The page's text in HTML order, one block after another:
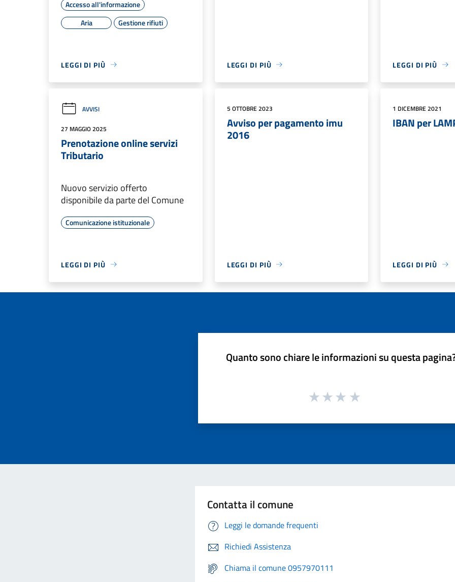
Accesso all'informazione
Aria
Gestione rifiuti
LEGGI DI PIÙ LEGGI DI PIÙ LEGGI DI PIÙ
AVVISI
27 MAGGIO 2025
Prenotazione online servizi
Tributario
Nuovo servizio offerto
disponibile da parte del Comune
Comunicazione istituzionale
LEGGI DI PIÙ
5 OTTOBRE 2023
Avviso per pagamento imu
2016
LEGGI DI PIÙ
1 DICEMBRE 2021
IBAN per
LEGGI DI PIÙ
Quanto sono chiare le informazioni su questa
Contatta il comune
Leggi le domande frequenti
Richiedi Assistenza
Chiama il comune 0957970111